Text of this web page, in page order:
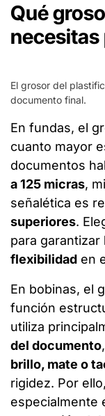
Qué
El grosor del
documento final.
En fundas, el
cuanto mayor
documentos
a 125 micras,
señalética es
superiores.
para garantizar
flexibilidad en
En bobinas, el
función
utiliza
del documento
brillo, mate o
rigidez. Por
especialmente